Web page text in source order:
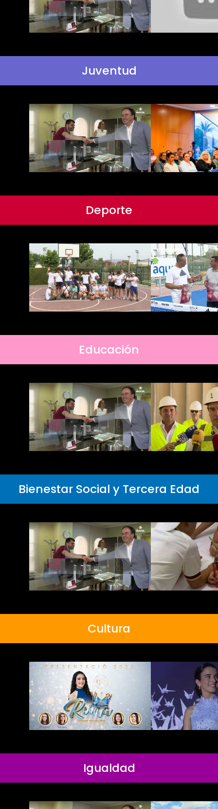
Juventud
Deporte
Educación
Bienestar Social y Tercera Edad
Cultura
Igualdad